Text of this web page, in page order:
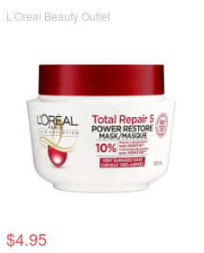
L'Oreal Beauty Outlet
$4.95